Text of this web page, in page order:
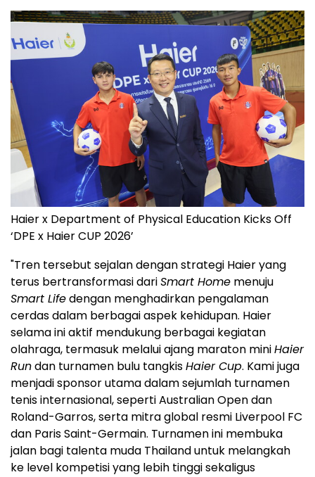
Haier x Department of Physical Education Kicks Off
‘DPE x Haier CUP 2026’
"Tren tersebut sejalan dengan strategi Haier yang
terus bertransformasi dariSmart Home menuju
Smart Lifedengan menghadirkan pengalaman
cerdas dalam berbagai aspek kehidupan. Haier
selama ini aktif mendukung berbagai kegiatan
olahraga, termasuk melalui ajang maraton miniHaier
Rundan turnamen bulu tangkisHaier Cup. Kami juga
menjadi sponsor utama dalam sejumlah turnamen
tenis internasional, seperti Australian Open dan
Roland-Garros, serta mitra global resmi Liverpool FC
dan Paris Saint-Germain. Turnamen ini membuka
jalan bagi talenta muda Thailand untuk melangkah
ke level kompetisi yang lebih tinggi sekaligus